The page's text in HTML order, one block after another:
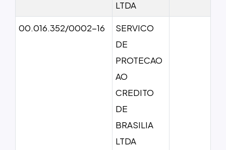
LTDA
00.016.352/0002-16
SERVICO
DE
PROTECAO
AO
CREDITO
DE
BRASILIA
LTDA